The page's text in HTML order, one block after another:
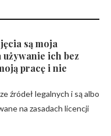
są moja
używanie ich bez
pracę i nie
źródeł legalnych i są albo
na zasadach licencji